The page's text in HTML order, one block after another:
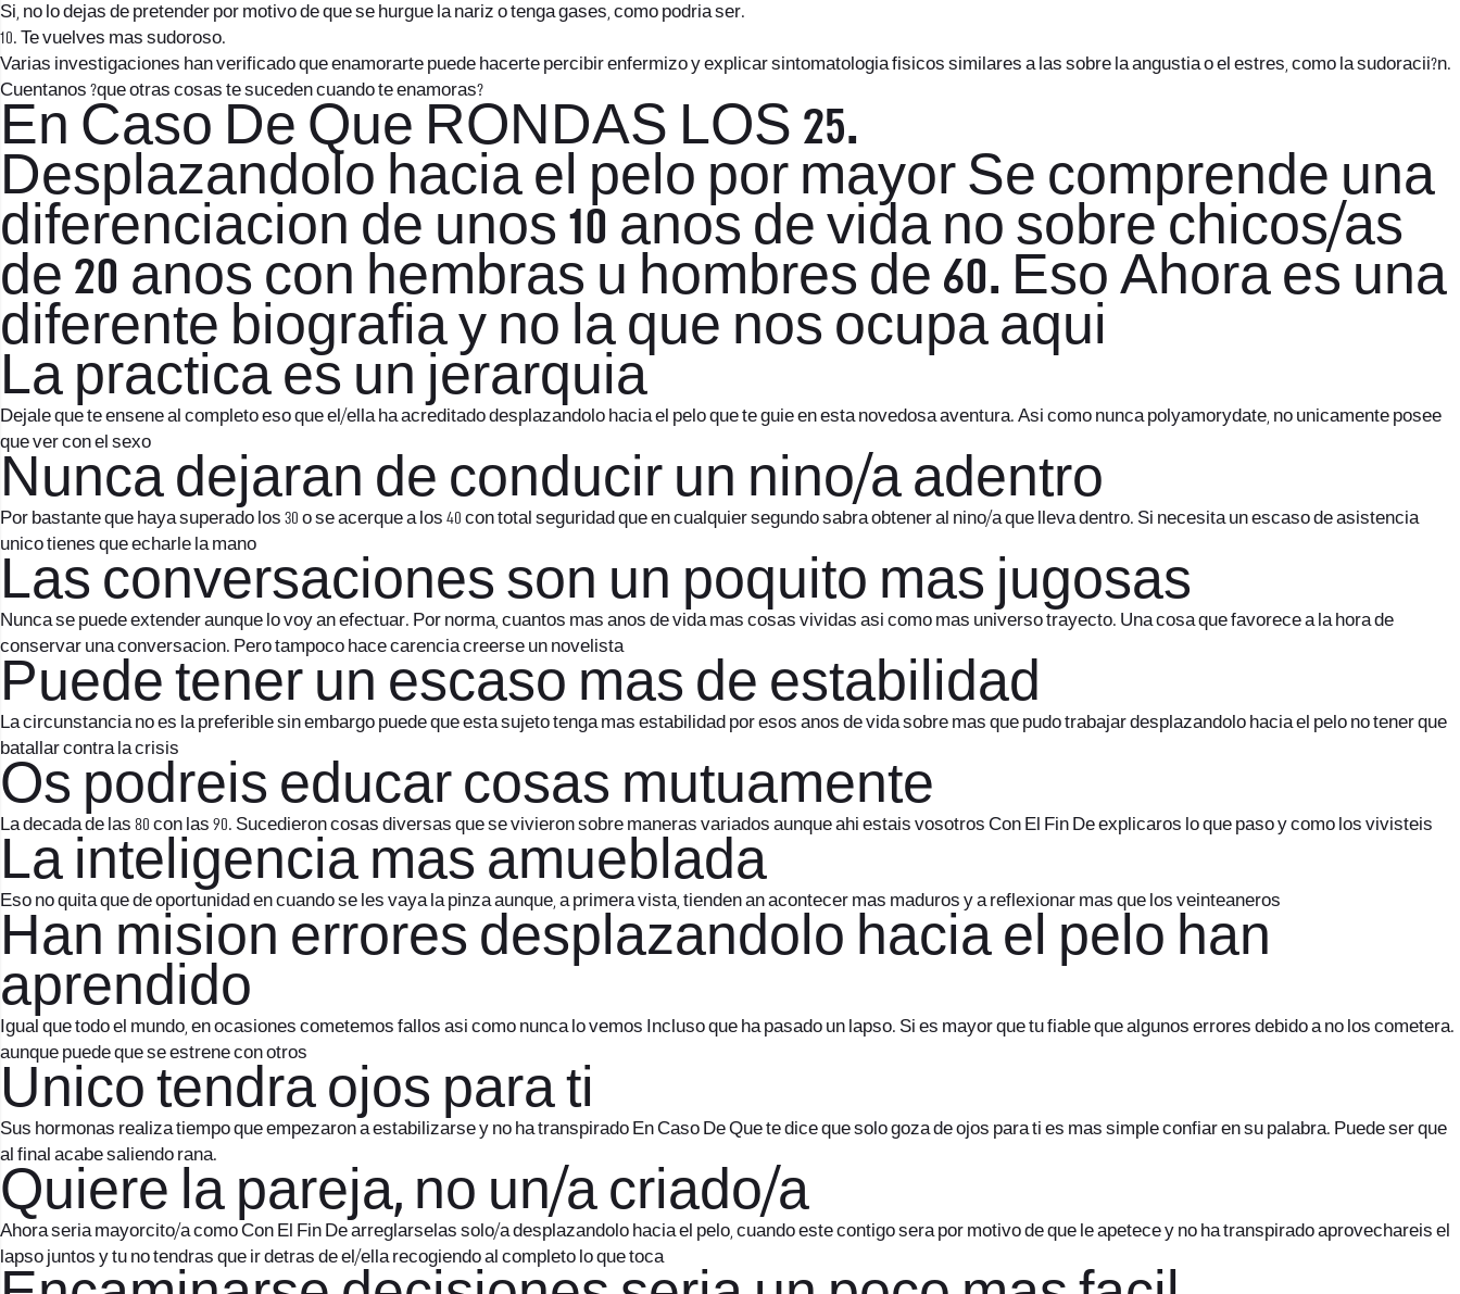
Si, no lo dejas de pretender por motivo de que se hurgue la nariz o tenga gases, como podri­a ser.
10. Te vuelves mas sudoroso.
Varias investigaciones han verificado que enamorarte puede hacerte percibir enfermizo y explicar sintomatologia fisicos similares a las sobre la angustia o el estres, como la sudoracii?n.
Cuentanos ?que otras cosas te suceden cuando te enamoras?
En Caso De Que RONDAS LOS 25.
Desplazandolo hacia el pelo por mayor Se comprende una
diferenciacion de unos 10 anos de vida no sobre chicos/as
de 20 anos con hembras u hombres de 60. Eso Ahora es una
diferente biografia y no la que nos ocupa aqui
La practica es un jerarquia
Dejale que te ensene al completo eso que el/ella ha acreditado desplazandolo hacia el pelo que te guie en esta novedosa aventura. Asi­ como nuncapolyamorydate, no unicamente posee
que ver con el sexo
Nunca dejaran de conducir un nino/a adentro
Por bastante que haya superado los 30 o se acerque a los 40 con total seguridad que en cualquier segundo sabra obtener al nino/a que lleva dentro. Si necesita un escaso de asistencia
unico tienes que echarle la mano
Las conversaciones son un poquito mas jugosas
Nunca se puede extender aunque lo voy an efectuar. Por norma, cuantos mas anos de vida mas cosas vividas asi­ como mas universo trayecto. Una cosa que favorece a la hora de
conservar una conversacion. Pero tampoco hace carencia creerse un novelista
Puede tener un escaso mas de estabilidad
La circunstancia no es la preferible sin embargo puede que esta sujeto tenga mas estabilidad por esos anos de vida sobre mas que pudo trabajar desplazandolo hacia el pelo no tener que
batallar contra la crisis
Os podreis educar cosas mutuamente
La decada de las 80 con las 90. Sucedieron cosas diversas que se vivieron sobre maneras variados aunque ahi estais vosotros Con El Fin De explicaros lo que paso y como los vivisteis
La inteligencia mas amueblada
Eso no quita que de oportunidad en cuando se les vaya la pinza aunque, a primera vista, tienden an acontecer mas maduros y a reflexionar mas que los veinteaneros
Han mision errores desplazandolo hacia el pelo han
aprendido
Igual que todo el mundo, en ocasiones cometemos fallos asi­ como nunca lo vemos Incluso que ha pasado un lapso. Si es mayor que tu fiable que algunos errores debido a no los cometera.
aunque puede que se estrene con otros
Unico tendra ojos para ti
Sus hormonas realiza tiempo que empezaron a estabilizarse y no ha transpirado En Caso De Que te dice que solo goza de ojos para ti es mas simple confiar en su palabra. Puede ser que
al final acabe saliendo rana.
Quiere la pareja, no un/a criado/a
Ahora seri­a mayorcito/a como Con El Fin De arreglarselas solo/a desplazandolo hacia el pelo, cuando este contigo sera por motivo de que le apetece y no ha transpirado aprovechareis el
lapso juntos y tu no tendras que ir detras de el/ella recogiendo al completo lo que toca